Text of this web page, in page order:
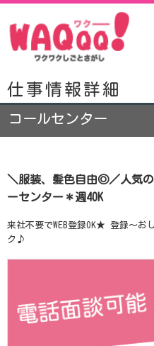
仕事情報詳細
コールセンター
＼服装、髪色自由◎／人気
ーセンター＊週4OK
来社不要でWEB登録OK★ 登録～お
ク♪